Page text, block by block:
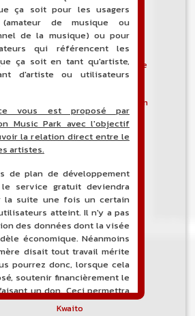
Tropical house
Indietronica
Metal industriel
Musique instrumentale
Rock progressif italien
Italo house
J-pop
Jazz modal
Jazz punk
Jazz-funk
Jersey club
Jump-up
Kansas City blues
Kizomba
Kwaito
ça soit pour les usagers
de musique ou
de la musique) ou pour
qui référencent les
ça soit en tant qu'artiste,
d'artiste ou utilisateurs
vous est proposé par
Music Park avec l'objectif
la relation direct entre le
artistes.
de plan de développement
service gratuit deviendra
la suite une fois un certain
atteint. Il n'y a pas
des données dont la visée
économique. Néanmoins
disait tout travail mérite
pourrez donc, lorsque cela
soutenir financièrement le
un don. Ceci permettra
l'hébergement, le nom de